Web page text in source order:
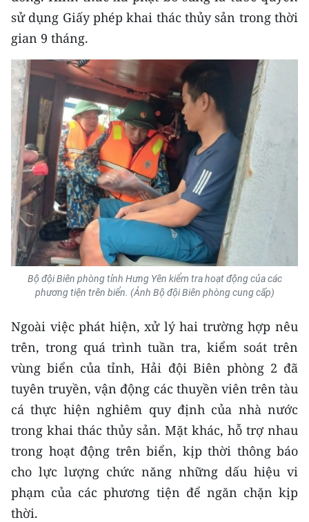
ENGLISH
中文
FRANÇAIS
РУССКИЙ
ESPAÑOL
한국어
sử dụng Giấy phép khai thác thủy sản trong thời
gian 9 tháng.
Bộ đội Biên phòng tỉnh Hưng Yên kiểm tra hoạt động của các
phương tiện trên biển. (Ảnh Bộ đội Biên phòng cung cấp)
Ngoài việc phát hiện, xử lý hai trường hợp nêu
trên, trong quá trình tuần tra, kiểm soát trên
vùng biển của tỉnh, Hải đội Biên phòng 2 đã
tuyên truyền, vận động các thuyền viên trên tàu
cá thực hiện nghiêm quy định của nhà nước
trong khai thác thủy sản. Mặt khác, hỗ trợ nhau
trong hoạt động trên biển, kịp thời thông báo
cho lực lượng chức năng những dấu hiệu vi
phạm của các phương tiện để ngăn chặn kịp
thời.